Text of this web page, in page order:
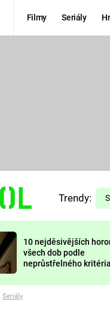
Filmy Seriály
PREDÁTOR
Trendy:
10 nejděsivějších
všech dob podle
neprůstřelného
nejvíc zvednou tep?
Seriály